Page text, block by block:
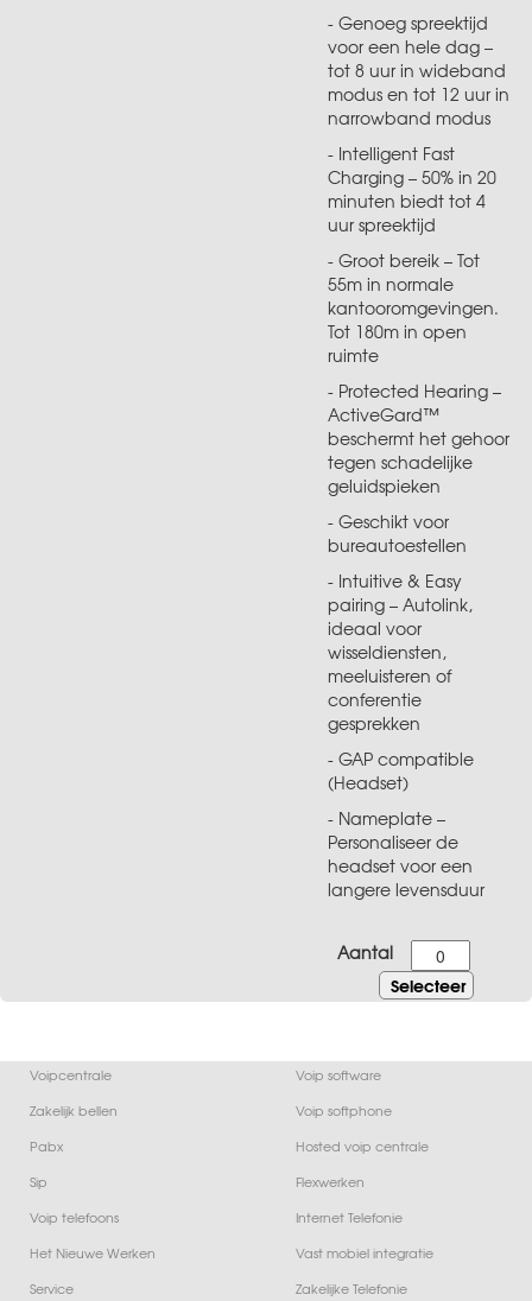
- Genoeg spreektijd
voor een hele dag –
tot 8 uur in wideband
modus en tot 12 uur in
narrowband modus
- Intelligent Fast
Charging – 50% in 20
minuten biedt tot 4
uur spreektijd
- Groot bereik – Tot
55m in normale
kantooromgevingen.
Tot 180m in open
ruimte
- Protected Hearing –
ActiveGard™
beschermt het gehoor
tegen schadelijke
geluidspieken
- Geschikt voor
bureautoestellen
- Intuitive & Easy
pairing – Autolink,
ideaal voor
wisseldiensten,
meeluisteren of
conferentie
gesprekken
- GAP compatible
(Headset)
- Nameplate –
Personaliseer de
headset voor een
langere levensduur
Aantal
Voipcentrale
Zakelijk bellen
Pabx
Sip
Voip software
Voip softphone
Hosted voip centrale
Flexwerken
Voip telefoons
Het Nieuwe Werken
Service
Internet Telefonie
Vast mobiel integratie
Zakelijke Telefonie